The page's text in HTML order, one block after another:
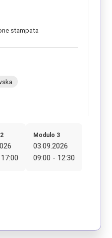
stampata
Modulo 3
03.09.2026
09:00 - 12:30